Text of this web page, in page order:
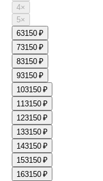
4×
5×
63150 ₽
73150 ₽
83150 ₽
93150 ₽
103150 ₽
113150 ₽
123150 ₽
133150 ₽
143150 ₽
153150 ₽
163150 ₽